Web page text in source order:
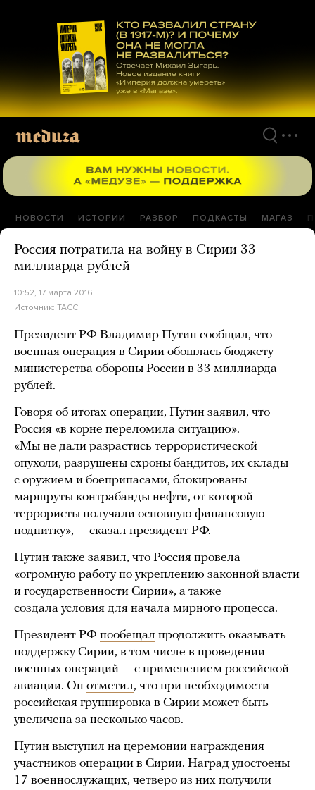
материалам
НОВОСТИ ИСТОРИИ РАЗБОР ПОДКАСТЫ МАГАЗ
Россия потратила на войну в Сирии 33
миллиарда рублей
10:52, 17 марта 2016
Источник: ТАСС
Президент РФ Владимир Путин сообщил, что
военная операция в Сирии обошлась бюджету
министерства обороны России в 33 миллиарда
рублей.
Говоря об итогах операции, Путин заявил, что
Россия «в корне переломила ситуацию».
«Мы не дали разрастись террористической
опухоли, разрушены схроны бандитов, их склады
с оружием и боеприпасами, блокированы
маршруты контрабанды нефти, от которой
террористы получали основную финансовую
подпитку», — сказал президент РФ.
Путин также заявил, что Россия провела
«огромную работу по укреплению законной власти
и государственности Сирии», а также
создала условия для начала мирного процесса.
Президент РФ пообещал продолжить оказывать
поддержку Сирии, в том числе в проведении
военных операций — с применением российской
авиации. Он отметил, что при необходимости
российская группировка в Сирии может быть
увеличена за несколько часов.
Путин выступил на церемонии награждения
участников операции в Сирии. Наград удостоены
17 военнослужащих, четверо из них получили